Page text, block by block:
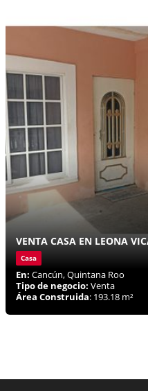
VENTA CASA EN LEONA
Casa
En: Cancún, Quintana Roo
Tipo de negocio: Venta
Área Construida: 193.18 m²